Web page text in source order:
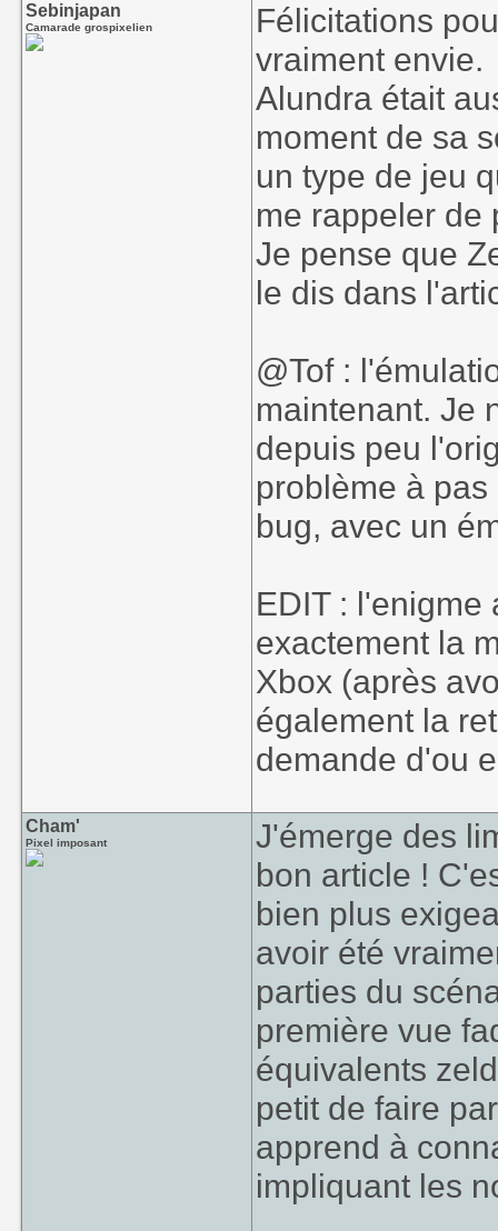
Sebinjapan
Camarade grospixelien
Félicitations
vraiment envie.
Alundra était
moment de sa
un type de jeu
me rappeler de
Je pense que
le dis dans
@Tof :
maintenant. Je
depuis peu
problème à
bug, avec un
EDIT : l'enigme
exactement la
Xbox (après
également la
demande d'ou
Cham'
Pixel imposant
J'émerge des
bon article !
bien plus
avoir été
parties du
première vue
équivalents
petit de faire
apprend à
impliquant les